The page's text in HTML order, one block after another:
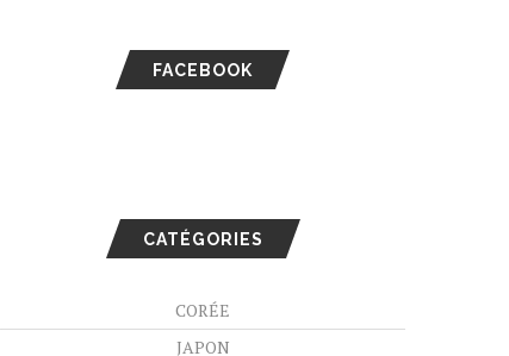
FACEBOOK
CATÉGORIES
CORÉE
JAPON